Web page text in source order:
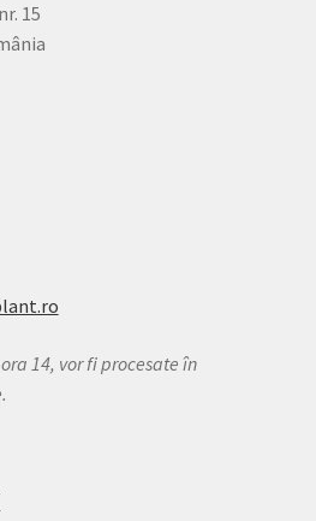
15
14, vor fi procesate în